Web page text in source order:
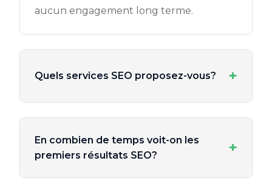
aucun engagement long terme.
Quels services SEO proposez-vous? +
En combien de temps voit-on les
premiers résultats SEO?
+